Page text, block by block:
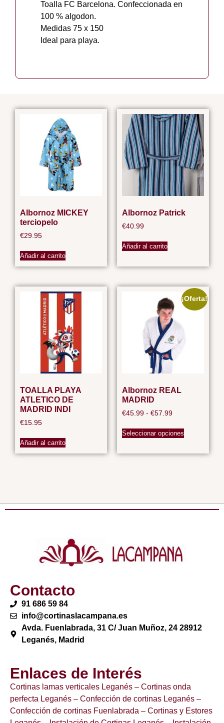
Toalla FC Barcelona. Confeccionada en
100 % algodon.
Medidas 75 x 150
Ideal para playa.
Albornoz MICKEY
terciopelo
€29.95
Añadir al carrito
Albornoz Patrick
€40.99
Añadir al carrito
TOALLA PLAYA
ATLETICO DE
MADRID INDI
€15.95
Añadir al carrito
¡Oferta!
Albornoz REAL
MADRID
€45.99 - €57.99
Seleccionar opciones
Contacto
91 686 59 84
info@cortinaslacampana.es
Avda. Fuenlabrada, 31 C/ Juan Muñoz, 24 28912
Leganés, Madrid
Enlaces de Interés
Cortinas lamas verticales Leganés – Cortinas onda
perfecta Leganés – Confección de cortinas Leganés –
Confección de cortinas Fuenlabrada – Cortinas y Estores